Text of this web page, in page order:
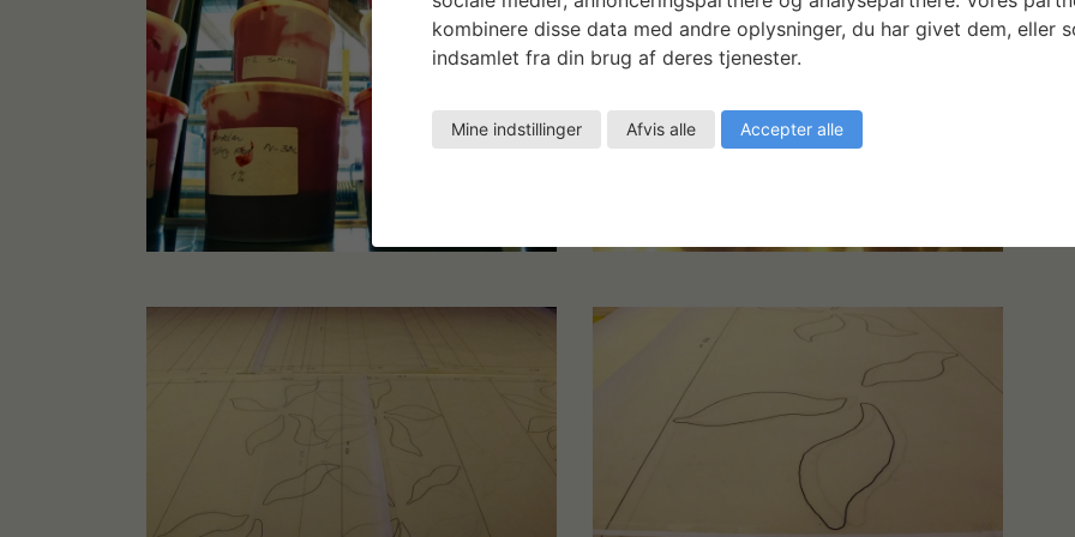
kombinere disse data med andre oplysninger, du har givet dem, eller
indsamlet fra din brug af deres tjenester.
Mine indstillinger Afvis alle Accepter alle